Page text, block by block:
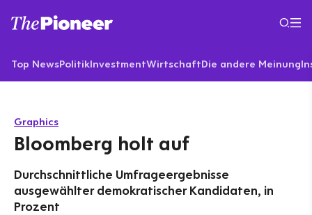
Top NewsPolitikInvestmentWirtschaftDie andere Meinung
Graphics
Bloomberg holt auf
Durchschnittliche Umfrageergebnisse
ausgewählter demokratischer Kandidaten, in
Prozent